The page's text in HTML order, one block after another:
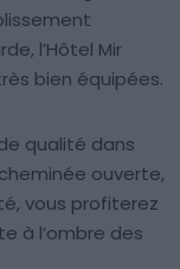
l’Hôtel Mir
bien équipées.
qualité dans
ouverte,
vous profiterez
à l’ombre des